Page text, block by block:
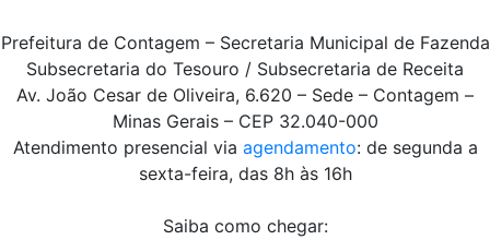
Prefeitura de Contagem – Secretaria Municipal de Fazenda
Subsecretaria do Tesouro / Subsecretaria de Receita
Av. João Cesar de Oliveira, 6.620 – Sede – Contagem –
Minas Gerais – CEP 32.040-000
Atendimento presencial via agendamento: de segunda a
sexta-feira, das 8h às 16h
Saiba como chegar: